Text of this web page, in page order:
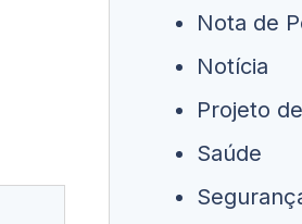
Nota de
Notícia
Projeto
Saúde